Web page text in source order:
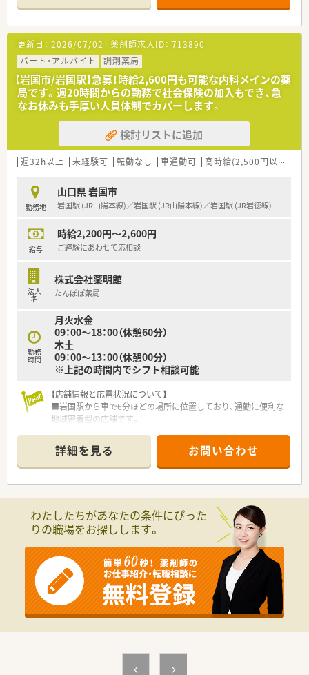
力して働ける環境が整っています。
【募集背景と求める人物像について】
■欠員補充のための急募となっており、50歳以下で調剤経験が
ある即戦力の方を募集しています。
■複数の診療科を取り扱うため、幅広い知識を吸収したいという
意欲がある方を歓迎いたします。
■月曜から金曜のフルタイム勤務や時短での週5日勤務など、安
定して働ける方を求めています。
【法人特徴について】
■中国地方の4県で44店舗を展開しており、毎年継続して新規出
店を行っている成長企業です。
体制と強固な経営基盤を誇ります。
■心地の良い薬局づくりを企業理念に掲げ、働く職員の居心地の
良さを何よりも大切にしています。
更新日： 2026/07/02 薬剤師求人ID： 713890
パート・アルバイト
調剤薬局
【岩国市/岩国駅】急募！時給2,600円も可能な内科メインの薬
局です。週20時間からの勤務で社会保険の加入もでき、急
なお休みも手厚い人員体制でカバーします。
検討リストに追加
週32h以上 未経験可 転勤なし 車通勤可 高時給(2,500円以上)
勤務地
山口県 岩国市
岩国駅 (JR山陽本線)／岩国駅 (JR山陽本線)／岩国駅 (JR岩徳線)
給与
時給2,200円～2,600円
ご経験にあわせて応相談
法人
名
株式会社薬明館
たんぽぽ薬局
勤務
時間
月火水金
09：00～18：00（休憩60分）
木土
09：00～13：00（休憩00分）
※上記の時間内でシフト相談可能
【店舗情報と応需状況について】
■岩国駅から車で6分ほどの場所に位置しており、通勤に便利な
地域密着型の店舗です。
性を高められる環境です。
■薬剤師は常勤4名で常時3名から4名体制、事務員も3名在籍し
手厚い人員配置です。
■現在は欠員補充のための急募となっており、すぐにでも勤務を
開始したい方を歓迎します。
■内科の処方経験がある方はもちろん、ブランクがあり復帰を目
■週32時間以上の勤務が可能な方を優先していますが、時間帯
や曜日は柔軟に相談可能です。
【法人特徴について】
■中国地方の4県にて44店舗を展開しており、毎年継続して新規
出店を行っている企業です。
■山口県内では最多となる29店舗を展開しており、安定した経
■心地の良い薬局づくりを企業理念に掲げており、働くスタッフ
の居心地の良さも重視します。
詳細を見る お問い合わせ
わたしたちがあなたの条件にぴった
りの職場をお探しします。